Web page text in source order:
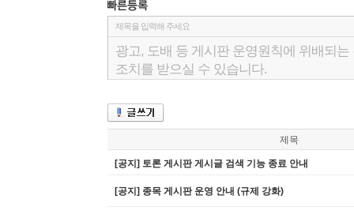
제목
[공지] 토론 게시판 게시글 검색 기능 종료 안내
[공지] 종목 게시판 운영 안내 (규제 강화)